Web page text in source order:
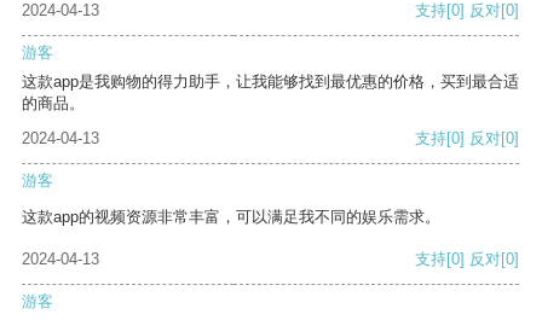
2024-04-13 支持[0] 反对[0]
游客
这款app是我购物的得力助手，让我能够找到最优惠的价格，买到最合适
的商品。
2024-04-13
支持[0] 反对[0]
游客
这款app的视频资源非常丰富，可以满足我不同的娱乐需求。
2024-04-13 支持[0] 反对[0]
游客